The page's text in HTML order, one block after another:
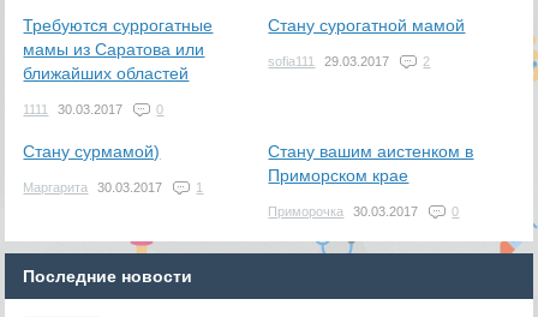
Требуются суррогатные
мамы из Саратова или
ближайших областей
1111 30.03.2017 0
Стану сурогатной мамой
sofia111 29.03.2017 2
Стану сурмамой)
Маргарита 30.03.2017 1
Стану вашим аистенком в
Приморском крае
Приморочка 30.03.2017 0
Последние новости